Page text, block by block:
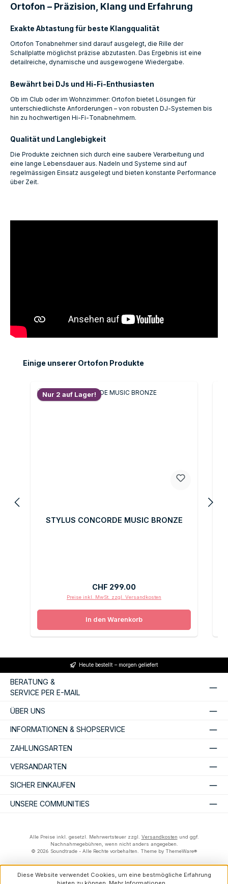
Ortofon – Präzision, Klang und Erfahrung
Exakte Abtastung für beste Klangqualität
Ortofon Tonabnehmer sind darauf ausgelegt, die Rille der
Schallplatte möglichst präzise abzutasten. Das Ergebnis ist eine
detailreiche, dynamische und ausgewogene Wiedergabe.
Bewährt bei DJs und Hi‑Fi‑Enthusiasten
Ob im Club oder im Wohnzimmer: Ortofon bietet Lösungen für
unterschiedlichste Anforderungen – von robusten DJ‑Systemen bis
hin zu hochwertigen Hi‑Fi‑Tonabnehmern.
Qualität und Langlebigkeit
Die Produkte zeichnen sich durch eine saubere Verarbeitung und
eine lange Lebensdauer aus. Nadeln und Systeme sind auf
regelmässigen Einsatz ausgelegt und bieten konstante Performance
über Zeit.
Produktgalerie überspringen
Einige unserer Ortofon Produkte
Nur 2 auf Lager!
STYLUS CONCORDE MUSIC BRONZE
Regulärer Preis:
CHF 299.00
Preise inkl. MwSt. zzgl. Versandkosten
In den Warenkorb
Heute bestellt – morgen geliefert
BERATUNG &
SERVICE PER E-MAIL
ÜBER UNS
INFORMATIONEN & SHOPSERVICE
ZAHLUNGSARTEN
VERSANDARTEN
SICHER EINKAUFEN
UNSERE COMMUNITIES
Alle Preise inkl. gesetzl. Mehrwertsteuer zzgl. Versandkosten und ggf.
Nachnahmegebühren, wenn nicht anders angegeben.
© 2026 Soundtrade - Alle Rechte vorbehalten. Theme by ThemeWare®
Diese Website verwendet Cookies, um eine bestmögliche Erfahrung